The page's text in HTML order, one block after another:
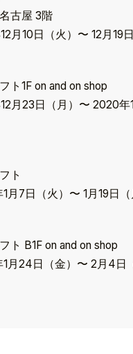
古屋 3階
月10日（火）〜 12月19日
ト1F on and on shop
月23日（月）〜 2020年
ト
7日（火）〜 1月19日（
ト B1F on and on shop
月24日（金）〜 2月4日